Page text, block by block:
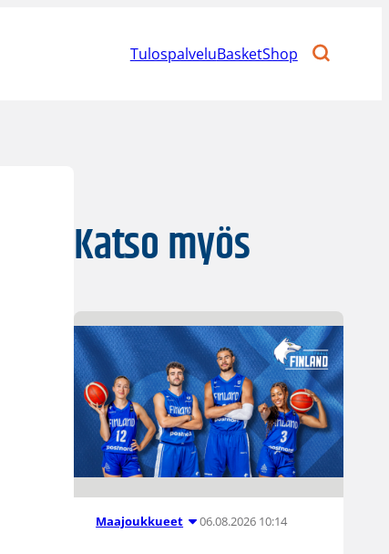
TulospalveluBasketShop
Katso myös
Maajoukkueet 06.08.2026 10:14